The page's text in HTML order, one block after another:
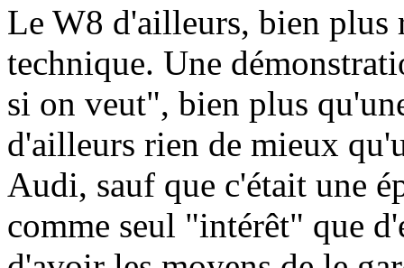
Le W8 d'ailleurs, bien plus
technique. Une
si on veut", bien plus
d'ailleurs rien de mieux
Audi, sauf que c'était une
comme seul "intérêt" que